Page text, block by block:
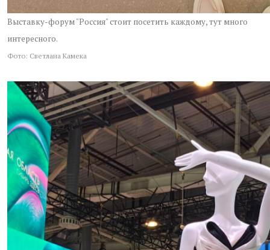
Выставку-форум "Россия" стоит посетить каждому, тут много
интересного.
Фото: Светлана Камека